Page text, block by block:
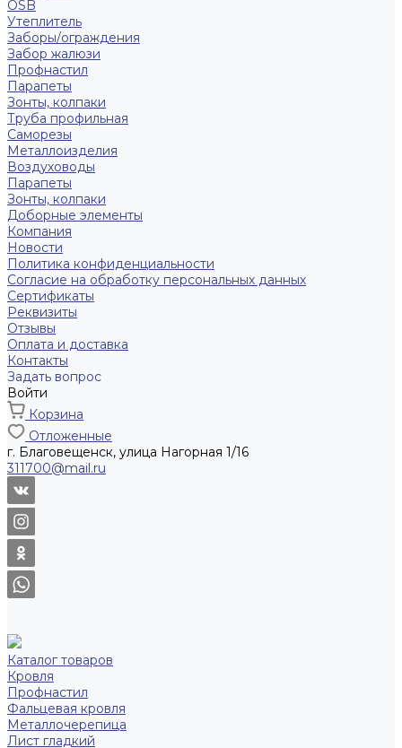
OSB
Утеплитель
Заборы/ограждения
Забор жалюзи
Профнастил
Парапеты
Зонты, колпаки
Труба профильная
Саморезы
Металлоизделия
Воздуховоды
Парапеты
Зонты, колпаки
Доборные элементы
Компания
Новости
Политика конфиденциальности
Согласие на обработку персональных данных
Сертификаты
Реквизиты
Отзывы
Оплата и доставка
Контакты
Задать вопрос
Войти
Корзина
Отложенные
г. Благовещенск, улица Нагорная 1/16
311700@mail.ru
Каталог товаров
Кровля
Профнастил
Фальцевая кровля
Металлочерепица
Лист гладкий